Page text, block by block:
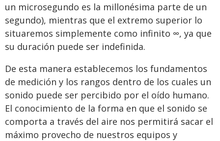
un microsegundo es la millonésima parte de un
segundo), mientras que el extremo superior lo
situaremos simplemente como infinito ∞, ya que
su duración puede ser indefinida.
De esta manera establecemos los fundamentos
de medición y los rangos dentro de los cuales un
sonido puede ser percibido por el oído humano.
El conocimiento de la forma en que el sonido se
comporta a través del aire nos permitirá sacar el
máximo provecho de nuestros equipos y